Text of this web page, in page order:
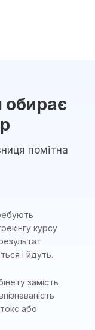
обирає
помітна
курсу
і йдуть.
замість
або